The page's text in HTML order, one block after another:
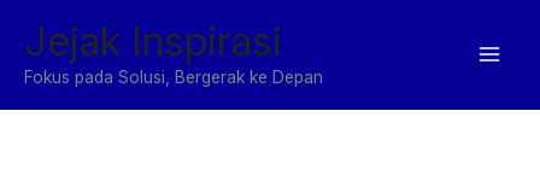
konten
Jejak Inspirasi
Fokus pada Solusi, Bergerak ke Depan